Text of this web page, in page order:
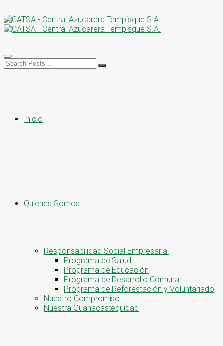
Inicio
Quienes Somos
Responsabilidad Social Empresarial
Programa de Salud
Programa de Educación
Programa de Desarrollo Comunal
Programa de Reforestación y Voluntariado
Nuestro Compromiso
Nuestra Guanacastequidad